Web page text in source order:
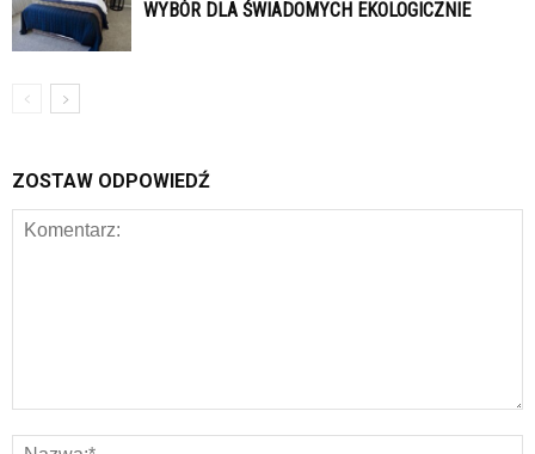
WYBÓR DLA ŚWIADOMYCH EKOLOGICZNIE
ZOSTAW ODPOWIEDŹ